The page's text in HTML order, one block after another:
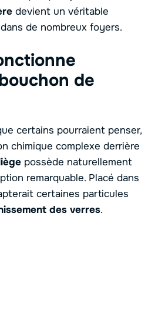
devient un véritable
de nombreux foyers.
de
certains pourraient penser,
chimique complexe derrière
possède naturellement
remarquable. Placé dans
certaines particules
des verres.